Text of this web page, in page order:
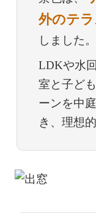
外のテ
しました。
LDKや水
室と子ど
ーンを中
き、理想